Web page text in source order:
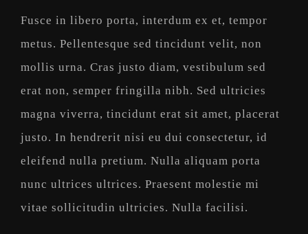
Fusce in libero porta, interdum ex et, tempor
metus. Pellentesque sed tincidunt velit, non
mollis urna. Cras justo diam, vestibulum sed
erat non, semper fringilla nibh. Sed ultricies
magna viverra, tincidunt erat sit amet, placerat
justo. In hendrerit nisi eu dui consectetur, id
eleifend nulla pretium. Nulla aliquam porta
nunc ultrices ultrices. Praesent molestie mi
vitae sollicitudin ultricies. Nulla facilisi.